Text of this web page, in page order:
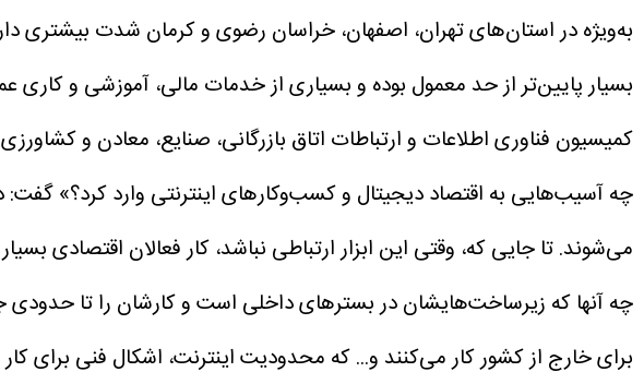
به‌ویژه در استان‌های تهران، اصفهان، خراسان رضوی و کرمان شدت بیشتری
بسیار پایین‌تر از حد معمول بوده و بسیاری از خدمات مالی، آموزشی و
کمیسیون فناوری اطلاعات و ارتباطات اتاق بازرگانی، صنایع، معادن و
چه آسیب‌هایی به اقتصاد دیجیتال و کسب‌وکارهای اینترنتی وارد کرد؟»
می‌شوند. تا جایی که، وقتی این ابزار ارتباطی نباشد، کار فعالان اقتصادی
چه آنها که زیرساخت‌هایشان در بسترهای داخلی است و کارشان را تا حدودی
برای خارج از کشور کار می‌کنند و... که محدودیت اینترنت، اشکال فنی برای